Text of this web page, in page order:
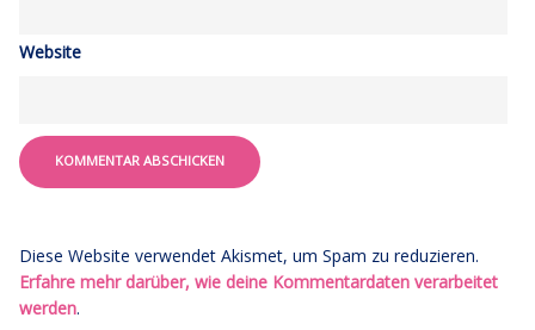
Website
Diese Website verwendet Akismet, um Spam zu reduzieren.
Erfahre mehr darüber, wie deine Kommentardaten verarbeitet
werden.